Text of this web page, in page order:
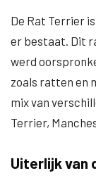
De Rat Terrier
er bestaat. Dit
werd
zoals ratten en
mix van
Terrier,
Uiterlijk van